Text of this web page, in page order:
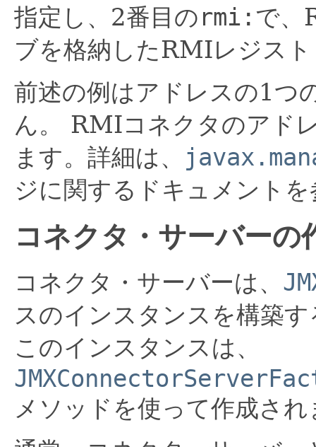
指定し、2番目の rmi: で、
ブを格納したRMIレジス
前述の例はアドレスの1つ
ん。
RMIコネクタのアド
ます。詳細は、
ジに関するドキュメント
コネクタ・サーバーの
コネクタ・サーバーは、
スのインスタンスを構築
このインスタンスは、
メソッドを使って作成され